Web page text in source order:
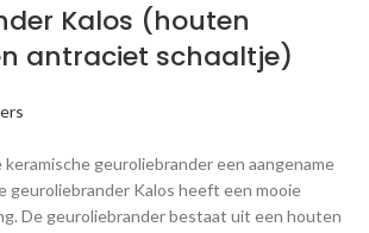
Kalos (houten
antraciet schaaltje)
geuroliebrander een aangename
geuroliebrander Kalos heeft een mooie
De geuroliebrander bestaat uit een houten